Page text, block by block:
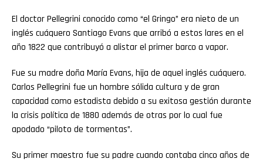
El doctor Pellegrini conocido como “el Gringo” era nieto de un
inglés cuáquero Santiago Evans que arribó a estos lares en el
año 1822 que contribuyó a alistar el primer barco a vapor.
Fue su madre doña María Evans, hija de aquel inglés cuáquero.
Carlos Pellegrini fue un hombre sólida cultura y de gran
capacidad como estadista debido a su exitosa gestión durante
la crisis política de 1880 además de otras por lo cual fue
apodado “piloto de tormentas”.
Su primer maestro fue su padre cuando contaba cinco años de